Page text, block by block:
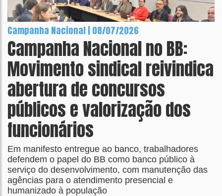
Campanha Nacional | 08/07/2026
Campanha Nacional no BB:
Movimento sindical reivindica
abertura de concursos
públicos e valorização dos
funcionários
Em manifesto entregue ao banco, trabalhadores
defendem o papel do BB como banco público à
serviço do desenvolvimento, com manutenção das
agências para o atendimento presencial e
humanizado à população